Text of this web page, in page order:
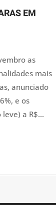
EM
as
mais
anunciado
e os
a R$...